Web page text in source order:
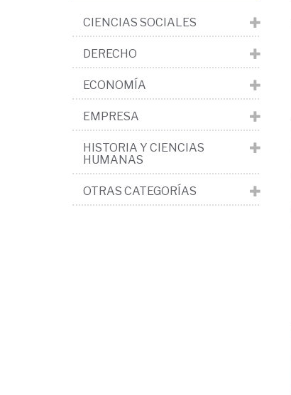
CIENCIAS SOCIALES
DERECHO
ECONOMÍA
EMPRESA
HISTORIA Y CIENCIAS
HUMANAS
OTRAS CATEGORÍAS